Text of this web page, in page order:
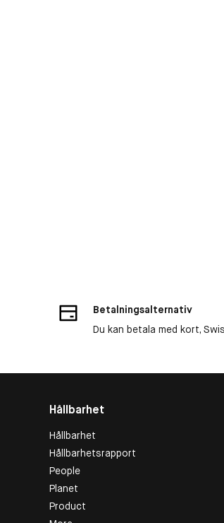
Betalningsalternativ
Du kan betala med kort,
Hållbarhet
Hållbarhet
Hållbarhetsrapport
People
Planet
Product